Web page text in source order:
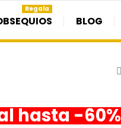
Regala
BLOG
hasta -60%